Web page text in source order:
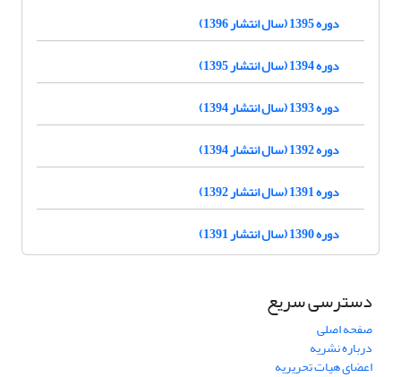
دوره 1395 (سال انتشار 1396)
دوره 1394 (سال انتشار 1395)
دوره 1393 (سال انتشار 1394)
دوره 1392 (سال انتشار 1394)
دوره 1391 (سال انتشار 1392)
دوره 1390 (سال انتشار 1391)
دسترسی سریع
صفحه اصلی
درباره نشریه
اعضای هیات تحریریه